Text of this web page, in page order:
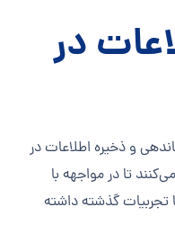
در
و ذخیره اطلاعات در
تا در مواجهه با
گذشته داشته